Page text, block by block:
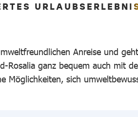
Anreise und
Rosalia ganz bequem auch mit
Möglichkeiten, sich